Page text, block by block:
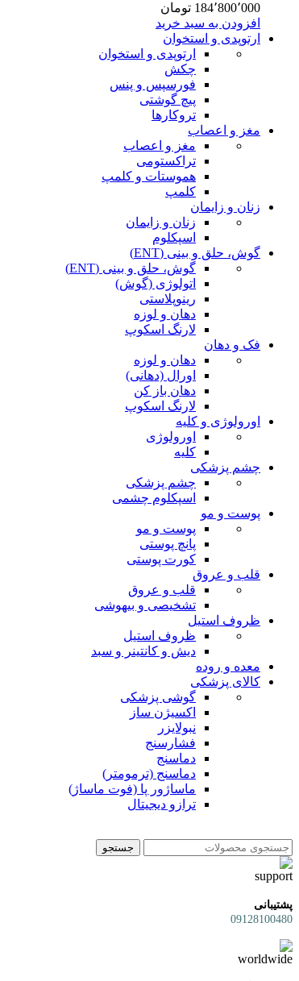
184٬800٬000 تومان
افزودن به سبد خرید
ارتوپدی و استخوان
ارتوپدی و استخوان
چکش
فورسپس و پنس
پیچ گوشتی
تروکارها
مغز و اعصاب
مغز و اعصاب
تراکستومی
هموستات و کلمپ
کلمپ
زنان و زایمان
زنان و زایمان
اسپکلوم
گوش، حلق و بینی (ENT)
گوش، حلق و بینی (ENT)
اتولوژی (گوش)
رینوپلاستی
دهان و لوزه
لارنگ اسکوپ
فک و دهان
دهان و لوزه
اورال (دهانی)
دهان باز کن
لارنگ اسکوپ
اورولوژی و کلیه
اورولوژی
کلیه
چشم پزشکی
چشم پزشکی
اسپکلوم چشمی
پوست و مو
پوست و مو
پانچ پوستی
کورت پوستی
قلب و عروق
قلب و عروق
تشخیصی و بیهوشی
ظروف استیل
ظروف استیل
دیش و کانتینر و سبد
معده و روده
کالای پزشکی
گوشی پزشکی
اکسیژن ساز
نبولایزر
فشارسنج
دماسنج
دماسنج (ترمومتر)
ماساژور پا (فوت ماساژ)
ترازو دیجیتال
جستجو
پشتیبانی
09128100480